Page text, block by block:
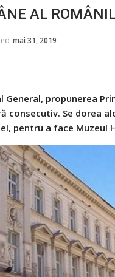
AL
mai 31, 2019
General, propunerea
consecutiv. Se dorea
pentru a face Muzeul